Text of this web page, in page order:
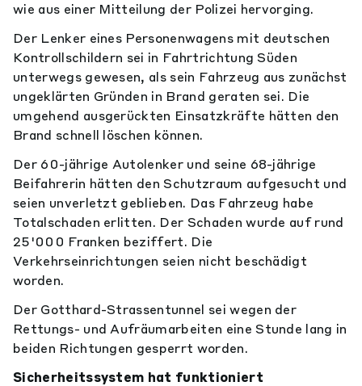
wie aus einer Mitteilung der Polizei hervorging.
Der Lenker eines Personenwagens mit deutschen
Kontrollschildern sei in Fahrtrichtung Süden
unterwegs gewesen, als sein Fahrzeug aus zunächst
ungeklärten Gründen in Brand geraten sei. Die
umgehend ausgerückten Einsatzkräfte hätten den
Brand schnell löschen können.
Der 60-jährige Autolenker und seine 68-jährige
Beifahrerin hätten den Schutzraum aufgesucht und
seien unverletzt geblieben. Das Fahrzeug habe
Totalschaden erlitten. Der Schaden wurde auf rund
25'000 Franken beziffert. Die
Verkehrseinrichtungen seien nicht beschädigt
worden.
Der Gotthard-Strassentunnel sei wegen der
Rettungs- und Aufräumarbeiten eine Stunde lang in
beiden Richtungen gesperrt worden.
Sicherheitssystem hat funktioniert